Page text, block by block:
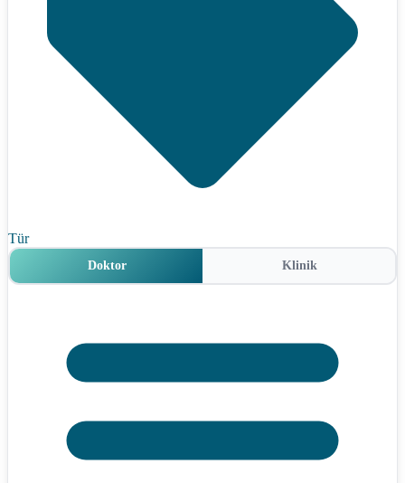
Tür
Doktor Klinik